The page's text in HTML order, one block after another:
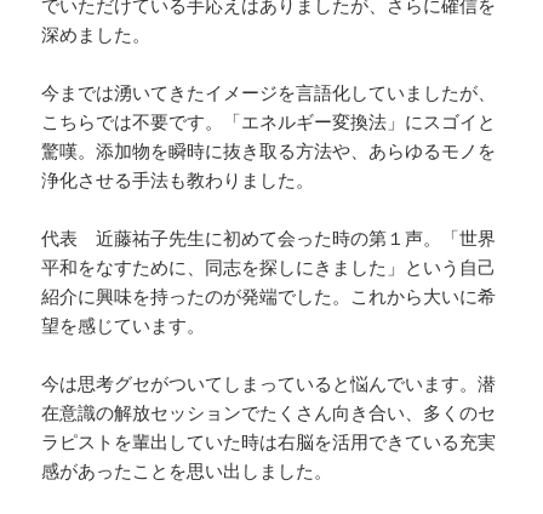
深めました。
今までは湧いてきたイメージを言語化していましたが、
こちらでは不要です。「エネルギー変換法」にスゴイと
驚嘆。添加物を瞬時に抜き取る方法や、あらゆるモノを
浄化させる手法も教わりました。
代表 近藤祐子先生に初めて会った時の第１声。「世界
平和をなすために、同志を探しにきました」という自己
紹介に興味を持ったのが発端でした。これから大いに希
望を感じています。
今は思考グセがついてしまっていると悩んでいます。潜
在意識の解放セッションでたくさん向き合い、多くのセ
ラピストを輩出していた時は右脳を活用できている充実
感があったことを思い出しました。